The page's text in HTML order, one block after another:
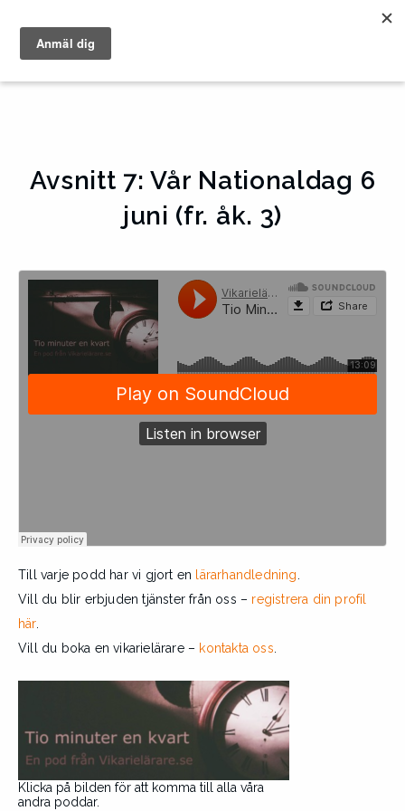
Avsnitt 7: Vår Nationaldag 6
juni (fr. åk. 3)
Till varje podd har vi gjort en lärarhandledning
Vill du blir erbjuden tjänster från oss – registrera din profil
här.
Vill du boka en vikarielärare – kontakta oss
Klicka på bilden för att komma till alla våra
andra poddar.